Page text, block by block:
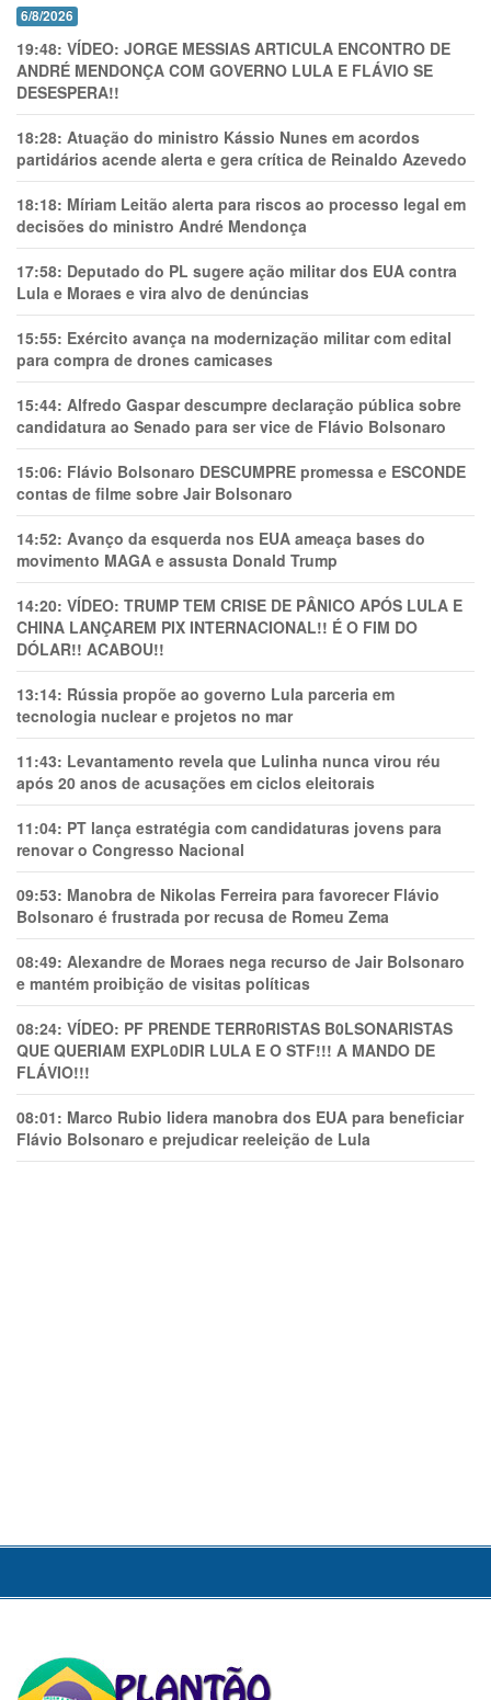
6/8/2026
19:48: VÍDEO: JORGE MESSIAS ARTICULA ENCONTRO DE
ANDRÉ MENDONÇA COM GOVERNO LULA E FLÁVIO SE
DESESPERA!!
18:28: Atuação do ministro Kássio Nunes em acordos
partidários acende alerta e gera crítica de Reinaldo Azevedo
18:18: Míriam Leitão alerta para riscos ao processo legal em
decisões do ministro André Mendonça
17:58: Deputado do PL sugere ação militar dos EUA contra
Lula e Moraes e vira alvo de denúncias
15:55: Exército avança na modernização militar com edital
para compra de drones camicases
15:44: Alfredo Gaspar descumpre declaração pública sobre
candidatura ao Senado para ser vice de Flávio Bolsonaro
15:06: Flávio Bolsonaro DESCUMPRE promessa e ESCONDE
contas de filme sobre Jair Bolsonaro
14:52: Avanço da esquerda nos EUA ameaça bases do
movimento MAGA e assusta Donald Trump
14:20: VÍDEO: TRUMP TEM CRlSE DE PÂNlCO APÓS LULA E
CHINA LANÇAREM PIX INTERNACIONAL!! É O FIM DO
DÓLAR!! ACABOU!!
13:14: Rússia propõe ao governo Lula parceria em
tecnologia nuclear e projetos no mar
11:43: Levantamento revela que Lulinha nunca virou réu
após 20 anos de acusações em ciclos eleitorais
11:04: PT lança estratégia com candidaturas jovens para
renovar o Congresso Nacional
09:53: Manobra de Nikolas Ferreira para favorecer Flávio
Bolsonaro é frustrada por recusa de Romeu Zema
08:49: Alexandre de Moraes nega recurso de Jair Bolsonaro
e mantém proibição de visitas políticas
08:24: VÍDEO: PF PRENDE TERR0RlSTAS B0LSONARlSTAS
QUE QUERIAM EXPL0DlR LULA E O STF!!! A MANDO DE
FLÁVIO!!!
08:01: Marco Rubio lidera manobra dos EUA para beneficiar
Flávio Bolsonaro e prejudicar reeleição de Lula